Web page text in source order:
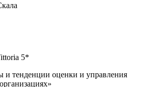
5*
и тенденции оценки и управления